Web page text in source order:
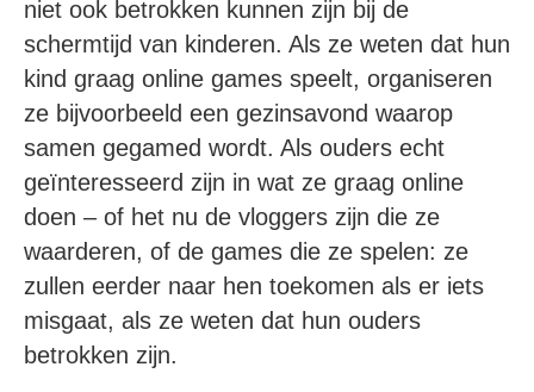
niet ook betrokken kunnen zijn bij de
schermtijd van kinderen. Als ze weten dat hun
kind graag online games speelt, organiseren
ze bijvoorbeeld een gezinsavond waarop
samen gegamed wordt. Als ouders echt
geïnteresseerd zijn in wat ze graag online
doen – of het nu de vloggers zijn die ze
waarderen, of de games die ze spelen: ze
zullen eerder naar hen toekomen als er iets
misgaat, als ze weten dat hun ouders
betrokken zijn.